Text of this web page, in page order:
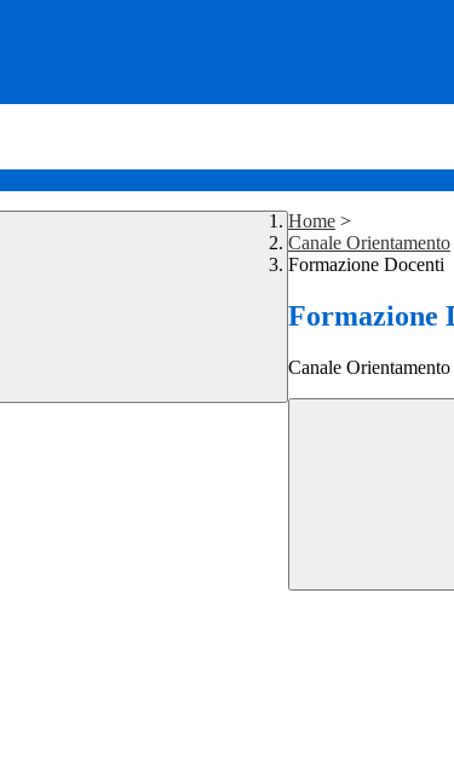
Home >
Canale Orientamento
Formazione Docenti
Formazione
Canale Orientamento